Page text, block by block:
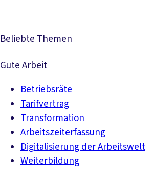
Beliebte Themen
Gute Arbeit
Betriebsräte
Tarifvertrag
Transformation
Arbeitszeiterfassung
Digitalisierung der Arbeitswelt
Weiterbildung